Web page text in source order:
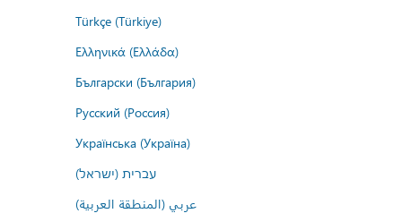
Türkçe (Türkiye)
Ελληνικά (Ελλάδα)
Български (България)
Русский (Россия)
Українська (Україна)
עברית (ישראל)
عربي (المنطقة العربية)